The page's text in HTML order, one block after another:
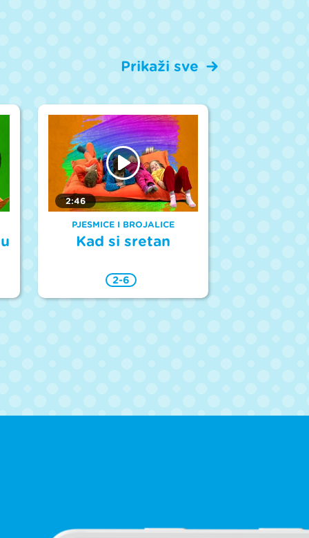
Prikaži sve
2:46
PJESMICE I BROJALICE
Kad si sretan
2-6